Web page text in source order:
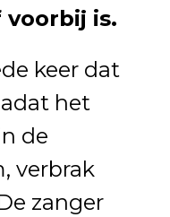
is.
keer dat
het
de
verbrak
zanger